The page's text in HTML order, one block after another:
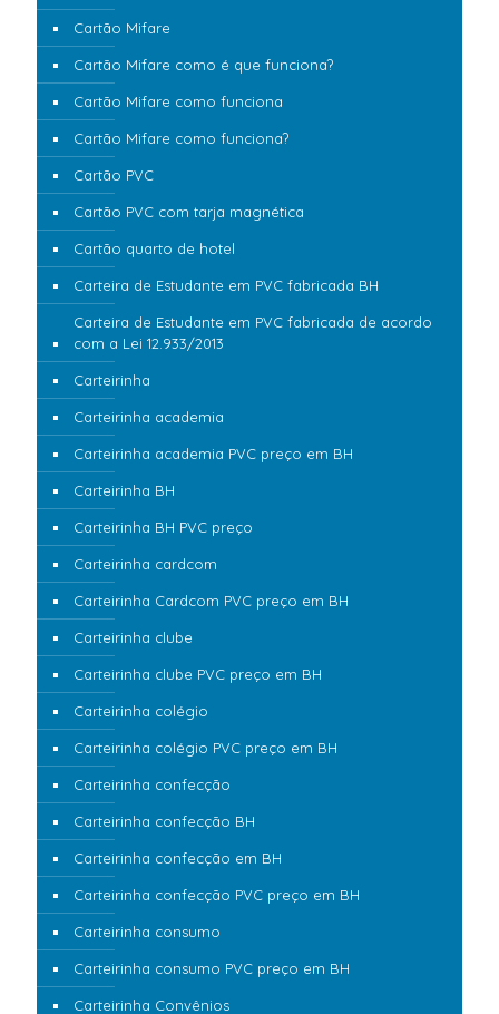
Cartão Mifare
Cartão Mifare como é que funciona?
Cartão Mifare como funciona
Cartão Mifare como funciona?
Cartão PVC
Cartão PVC com tarja magnética
Cartão quarto de hotel
Carteira de Estudante em PVC fabricada BH
Carteira de Estudante em PVC fabricada de acordo
com a Lei 12.933/2013
Carteirinha
Carteirinha academia
Carteirinha academia PVC preço em BH
Carteirinha BH
Carteirinha BH PVC preço
Carteirinha cardcom
Carteirinha Cardcom PVC preço em BH
Carteirinha clube
Carteirinha clube PVC preço em BH
Carteirinha colégio
Carteirinha colégio PVC preço em BH
Carteirinha confecção
Carteirinha confecção BH
Carteirinha confecção em BH
Carteirinha confecção PVC preço em BH
Carteirinha consumo
Carteirinha consumo PVC preço em BH
Carteirinha Convênios